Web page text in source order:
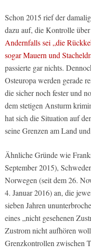
Schon 2015 rief der
dazu auf, die Kontrolle
Andernfalls sei „die
sogar Mauern und
passierte gar nichts.
Osteuropa werden gerade
die sicher noch fester und
dem stetigen Ansturm
hat sich die Situation auf
seine Grenzen am Land
Ähnliche Gründe wie
September 2015),
Norwegen (seit dem 26.
4. Januar 2016) an, die
sieben Jahren
eines „nicht gesehenen
Zustrom nicht aufhören
Grenzkontrollen zwischen